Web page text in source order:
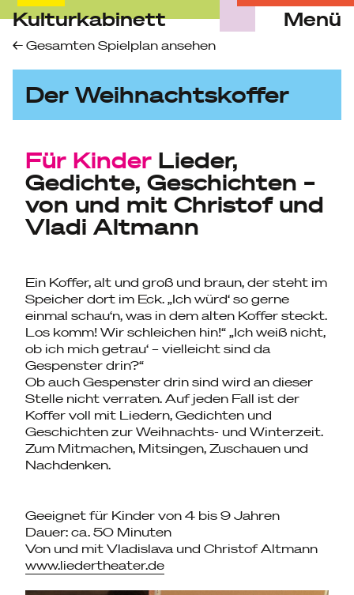
Skip
content
Kulturkabinett Menü
Gesamten Spielplan ansehen
Der Weihnachtskoffer
Für Kinder Lieder,
Gedichte, Geschichten –
von und mit Christof und
Vladi Altmann
Ein Koffer, alt und groß und braun, der steht im
Speicher dort im Eck. „Ich würd‘ so gerne
einmal schau‘n, was in dem alten Koffer steckt.
Los komm! Wir schleichen hin!“ „Ich weiß nicht,
ob ich mich getrau‘ – vielleicht sind da
Gespenster drin?“
Ob auch Gespenster drin sind wird an dieser
Stelle nicht verraten. Auf jeden Fall ist der
Koffer voll mit Liedern, Gedichten und
Geschichten zur Weihnachts- und Winterzeit.
Zum Mitmachen, Mitsingen, Zuschauen und
Nachdenken.
Geeignet für Kinder von 4 bis 9 Jahren
Dauer: ca. 50 Minuten
Von und mit Vladislava und Christof Altmann
www.liedertheater.de